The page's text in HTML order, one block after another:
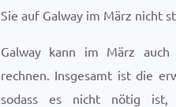
Sie auf Galway im März nicht
Galway kann im März
rechnen. Insgesamt ist die
sodass es nicht nötig